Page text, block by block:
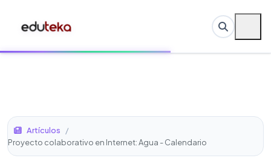
Artículos
/
Proyecto colaborativo en Internet: Agua - Calendario